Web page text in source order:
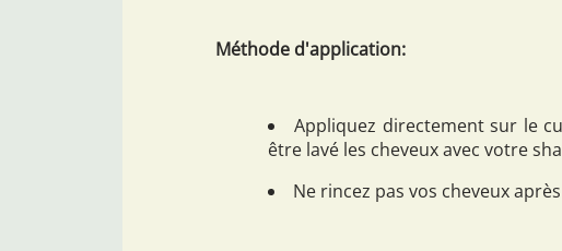
Méthode d'application:
Appliquez directement sur le
être lavé les cheveux avec votre
Ne rincez pas vos cheveux